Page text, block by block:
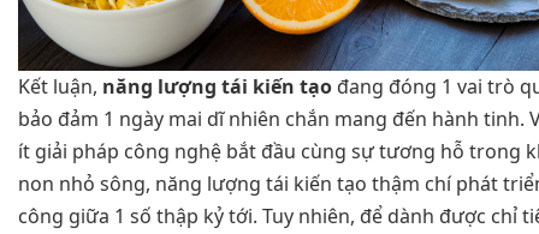
Kết luận, năng lượng tái kiến tạo đang đóng 1 vai trò
bảo đảm 1 ngày mai dĩ nhiên chắn mang đến hành tinh.
ít giải pháp công nghệ bắt đầu cùng sự tương hỗ trong
non nhỏ sông, năng lượng tái kiến tạo thậm chí phát
công giữa 1 số thập kỷ tới. Tuy nhiên, để dành được chỉ